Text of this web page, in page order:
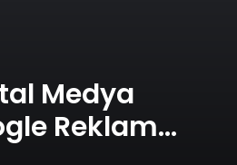
Reklam